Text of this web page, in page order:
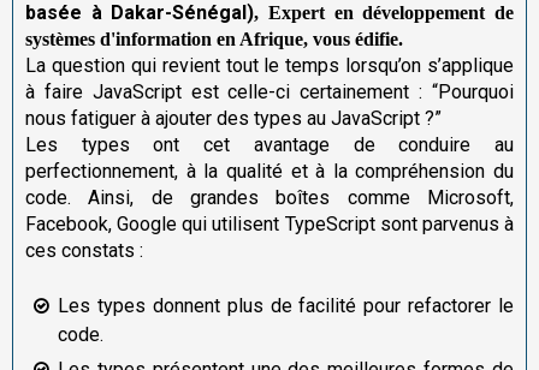
basée à Dakar-Sénégal),Expert en développement de
systèmes d'information en Afrique, vous édifie.
La question qui revient tout le temps lorsqu’on s’applique
à faire JavaScript est celle-ci certainement : “Pourquoi
nous fatiguer à ajouter des types au JavaScript ?”
Les types ont cet avantage de conduire au
perfectionnement, à la qualité et à la compréhension du
code. Ainsi, de grandes boîtes comme Microsoft,
Facebook, Google qui utilisent TypeScript sont parvenus à
ces constats :
Les types donnent plus de facilité pour refactorer le
code.